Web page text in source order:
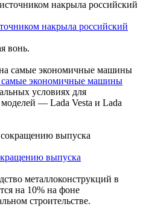
накрыла российский
вонь.
экономичные машины
условиях для
— Lada Vesta и Lada
выпуска
металлоконструкций в
на 10% на фоне
строительстве.